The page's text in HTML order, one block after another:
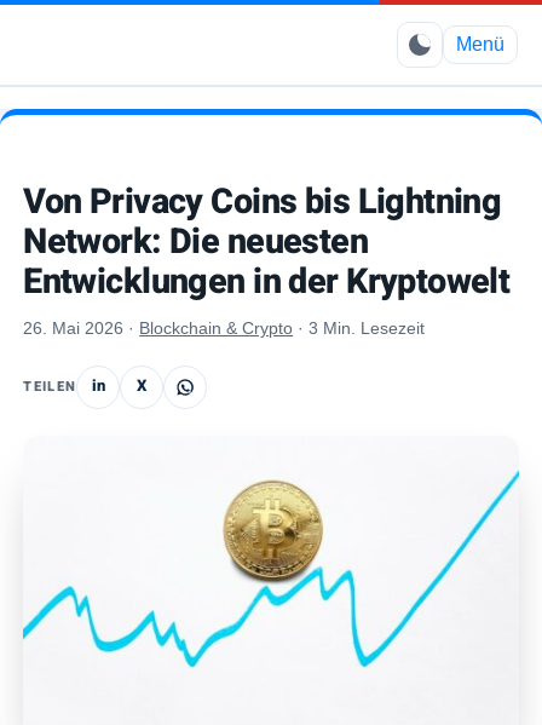
Menü
Von Privacy Coins bis Lightning
Network: Die neuesten
Entwicklungen in der Kryptowelt
26. Mai 2026 · Blockchain & Crypto ·3 Min. Lesezeit
TEILEN in X